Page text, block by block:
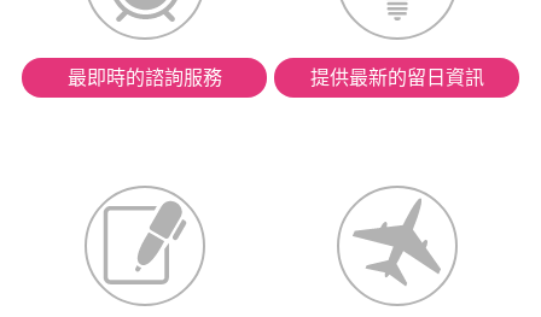
最即時的諮詢服務 提供最新的留日資訊